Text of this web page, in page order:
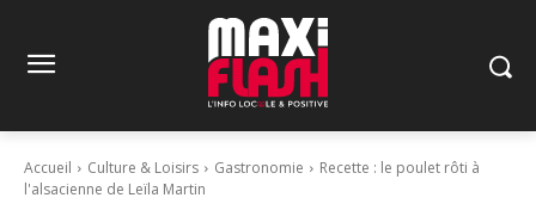
Accueil Culture & Loisirs Gastronomie
Recette : le poulet rôti à
l'alsacienne de Leïla Martin